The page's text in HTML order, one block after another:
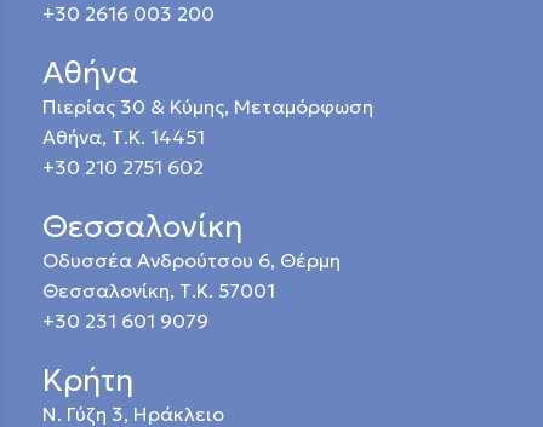
+30 2616 003 200
Αθήνα
Πιερίας 30 & Κύμης, Μεταμόρφωση
Αθήνα, Τ.Κ. 14451
+30 210 2751 602
Θεσσαλονίκη
Οδυσσέα Ανδρούτσου 6, Θέρμη
Θεσσαλονίκη, Τ.Κ. 57001
+30 231 601 9079
Κρήτη
Ν. Γύζη 3, Ηράκλειο